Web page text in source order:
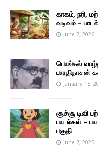
காகம், நரி,
வடிவம் –
June 7, 2026
பொங்கல்
பாரதிதாசன்
January 15,
சூச்சூ டிவி
பாடல்கள் –
பகுதி
June 7, 2025